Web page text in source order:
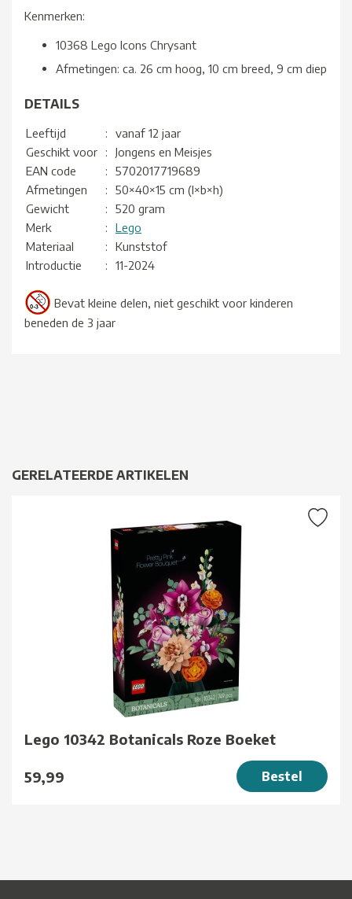
Kenmerken:
10368 Lego Icons Chrysant
Afmetingen: ca. 26 cm hoog, 10 cm breed, 9 cm diep
DETAILS
Leeftijd :
vanaf 12 jaar
Geschikt voor
:
Jongens en Meisjes
EAN code
:
5702017719689
Afmetingen
:
50×40×15 cm (l×b×h)
Gewicht
:
520 gram
Merk
:
Lego
Materiaal
:
Kunststof
Introductie
: 11-2024
Bevat kleine delen, niet geschikt voor kinderen
beneden de 3 jaar
GERELATEERDE ARTIKELEN
Lego 10342 Botanicals Roze Boeket
59,99 Bestel